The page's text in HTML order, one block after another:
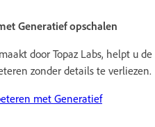
Generatief opschalen
door Topaz Labs, helpt u de
zonder details te verliezen.
met Generatief